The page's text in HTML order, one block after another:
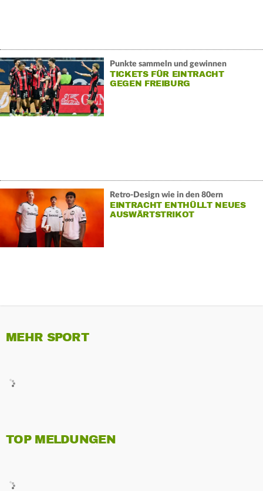
Punkte sammeln und gewinnen
TICKETS FÜR EINTRACHT
GEGEN FREIBURG
Retro-Design wie in den 80ern
EINTRACHT ENTHÜLLT NEUES
AUSWÄRTSTRIKOT
MEHR SPORT
TOP MELDUNGEN